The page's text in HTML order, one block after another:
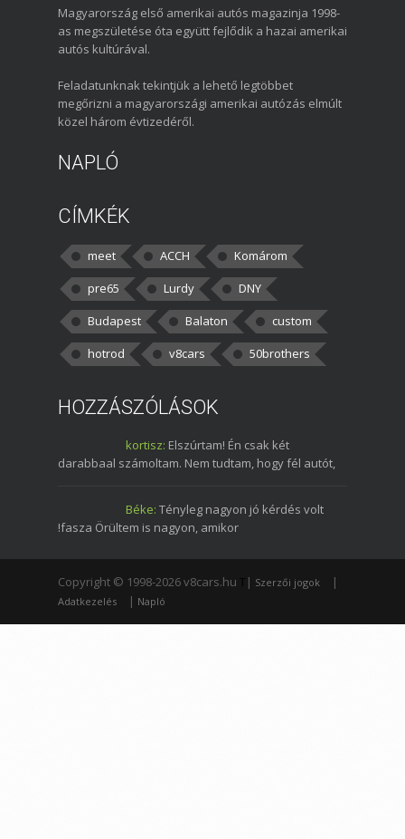
Magyarország első amerikai autós magazinja 1998-
as megszületése óta együtt fejlődik a hazai amerikai
autós kultúrával.
Feladatunknak tekintjük a lehető legtöbbet
megőrizni a magyarországi amerikai autózás elmúlt
közel három évtizedéről.
NAPLÓ
CÍMKÉK
meet ACCH
Komárom
pre65
Lurdy
DNY
Budapest
Balaton
custom
hotrod
v8cars 50brothers
HOZZÁSZÓLÁSOK
kortisz: Elszúrtam! Én csak két
darabbaal számoltam. Nem tudtam, hogy fél autót,
Béke: Tényleg nagyon jó kérdés volt
!fasza Örültem is nagyon, amikor
Copyright © 1998-2026 v8cars.hu | Szerzői jogok |
Adatkezelés | Napló